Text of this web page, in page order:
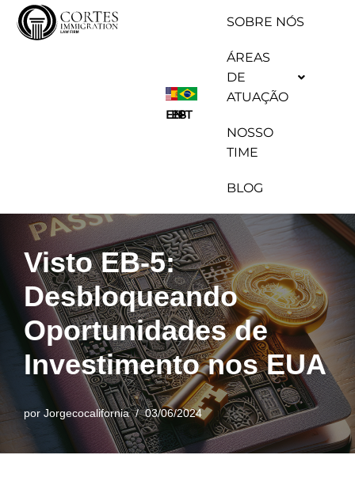
Pular
SOBRE NÓS
ÁREAS
DE
ATUAÇÃO
NOSSO
TIME
BLOG
EN
ESPT
Visto EB-5:
Desbloqueando
Oportunidades de
Investimento nos EUA
por Jorgecocalifornia 03/06/2024